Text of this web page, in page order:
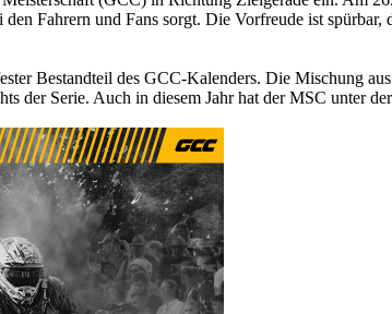
Fahrern und Fans sorgt. Die Vorfreude ist
Bestandteil des GCC-Kalenders. Die Mischung
der Serie. Auch in diesem Jahr hat der MSC unter